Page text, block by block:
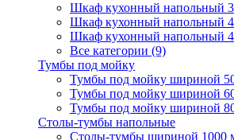
Шкаф кухонный напольный
Шкаф кухонный напольный
Шкаф кухонный напольный
Все категории (9)
Тумбы под мойку
Тумбы под мойку шириной
Тумбы под мойку шириной
Тумбы под мойку шириной
Столы-тумбы напольные
Столы-тумбы шириной 1000